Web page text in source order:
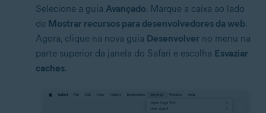
Selecione a guia Avançado. Marque a caixa ao lado
de Mostrar recursos para desenvolvedores da web.
Agora, clique na nova guia Desenvolver no menu na
parte superior da janela do Safari e escolha Esvaziar
caches.